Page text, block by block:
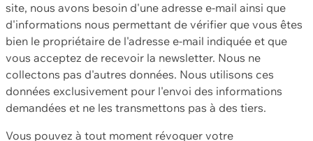
site, nous avons besoin d'une adresse e-mail ainsi que
d'informations nous permettant de vérifier que vous êtes
bien le propriétaire de l'adresse e-mail indiquée et que
vous acceptez de recevoir la newsletter. Nous ne
collectons pas d'autres données. Nous utilisons ces
données exclusivement pour l'envoi des informations
demandées et ne les transmettons pas à des tiers.
Vous pouvez à tout moment révoquer votre